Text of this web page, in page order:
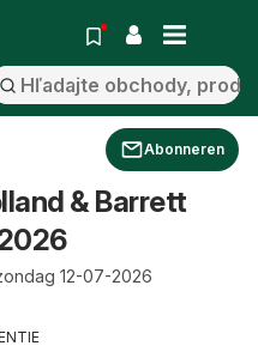
Abonneren
& Barrett
12-07-2026